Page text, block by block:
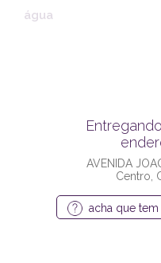
água
AVENIDA
Centro,
acha que